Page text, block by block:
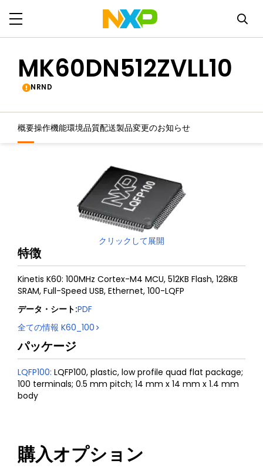
MK60DN512ZVLL10
NRND
概要操作機能環境品質配送製品変更のお知らせ
クリックして展開
特徴
Kinetis K60: 100MHz Cortex-M4 MCU, 512KB Flash, 128KB
SRAM, Full-Speed USB, Ethernet, 100-LQFP
データ・シート:PDF
全ての情報 K60_100
パッケージ
LQFP100: LQFP100, plastic, low profile quad flat package;
100 terminals; 0.5 mm pitch; 14 mm x 14 mm x 1.4 mm
body
購入オプション